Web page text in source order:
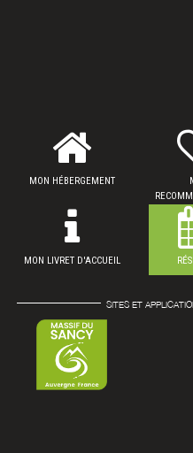
MON HÉBERGEMENT
MON LIVRET D'ACCUEIL
SITES ET